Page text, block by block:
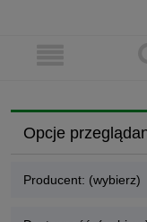
Opcje
Producent: (wybierz)